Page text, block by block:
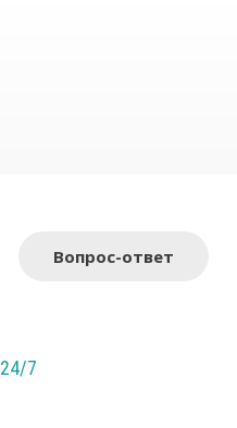
Вопрос-ответ
24/7